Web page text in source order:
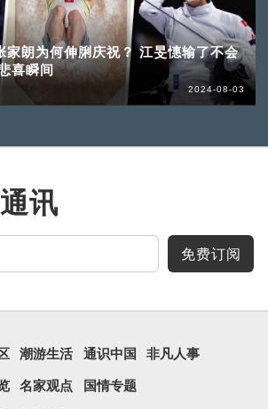
家朗为何伸脷庆祝？ 江旻憓输了不会
喜瞬间
2024-08-03
讯
免费订阅
潮游生活 通识中国 非凡人事
名家观点 国情专题